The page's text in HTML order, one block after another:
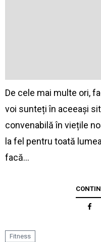
De cele mai multe ori,
voi sunteți în aceeași
convenabilă în viețile
la fel pentru toată
facă…
Fitness